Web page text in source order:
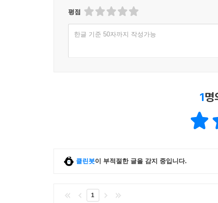
평점
한글 기준 50자까지 작성가능
1명
클린봇이 부적절한 글을 감지 중입니다.
1